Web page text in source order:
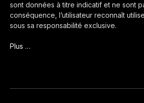
sont données à titre indicatif et ne sont
conséquence, l’utilisateur reconnaît
sous sa responsabilité exclusive.
Plus …